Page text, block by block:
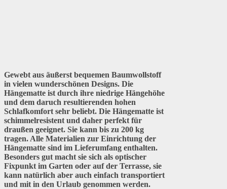
Gewebt aus äußerst bequemen Baumwollstoff
in vielen wunderschönen Designs. Die
Hängematte ist durch ihre niedrige Hängehöhe
und dem daruch resultierenden hohen
Schlafkomfort sehr beliebt. Die Hängematte ist
schimmelresistent und daher perfekt für
draußen geeignet. Sie kann bis zu 200 kg
tragen. Alle Materialien zur Einrichtung der
Hängematte sind im Lieferumfang enthalten.
Besonders gut macht sie sich als optischer
Fixpunkt im Garten oder auf der Terrasse, sie
kann natürlich aber auch einfach transportiert
und mit in den Urlaub genommen werden.